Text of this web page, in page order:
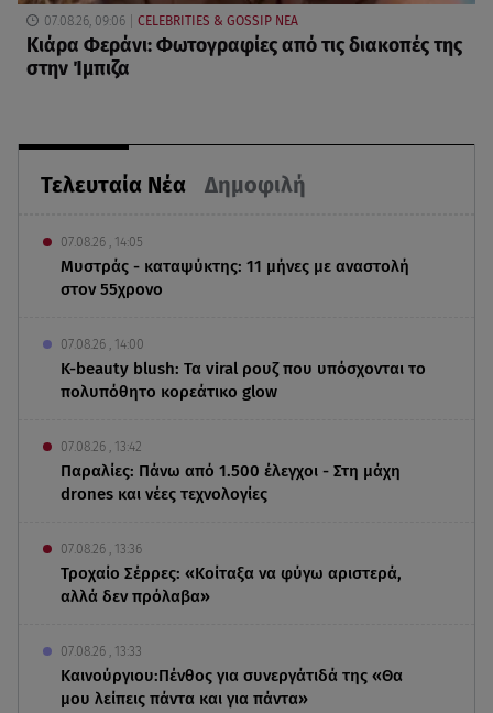
Τελευταία Νέα Δημοφιλή
07.08.26 , 14:05
Μυστράς - καταψύκτης: 11 μήνες με αναστολή
στον 55χρονο
07.08.26 , 14:00
K-beauty blush: Τα viral ρουζ που υπόσχονται το
πολυπόθητο κορεάτικο glow
07.08.26 , 13:42
Παραλίες: Πάνω από 1.500 έλεγχοι - Στη μάχη
drones και νέες τεχνολογίες
07.08.26 , 13:36
Τροχαίο Σέρρες: «Κοίταξα να φύγω αριστερά,
αλλά δεν πρόλαβα»
07.08.26 , 13:33
Καινούργιου:Πένθος για συνεργάτιδά της «Θα
μου λείπεις πάντα και για πάντα»
07.08.26, 09:06 CELEBRITIES & GOSSIP ΝΕΑ
Κιάρα Φεράνι: Φωτογραφίες από τις διακοπές της
στην Ίμπιζα